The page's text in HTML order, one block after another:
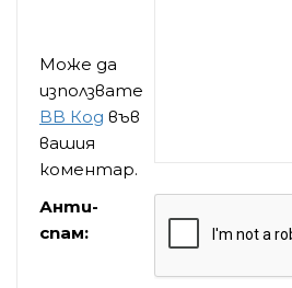
Може да
използвате
BB Код във
вашия
коментар.
Анти-
спам: